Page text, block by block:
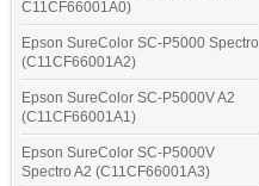
C11CF66001A0)
Epson SureColor SC-P5000 Spectro
(C11CF66001A2)
Epson SureColor SC-P5000V A2
(C11CF66001A1)
Epson SureColor SC-P5000V
Spectro A2 (C11CF66001A3)